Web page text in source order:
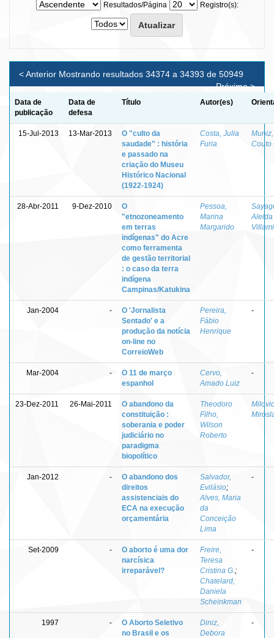
Resultados/Página
Registro(s):
Mostrando resultados 34374 a 34393 de 50949
< Anterior
Próximo >
Data de
publicação
Data de
defesa
Título Autor(es)
15-Jul-2013 13-Mar-2013
O "culto da
saudade" : história
e passado na
criação do Museu
Histórico Nacional
(1922-1924)
Costa, Julia
Furia
Couto
28-Abr-2011 9-Dez-2010
O
"etnozoneamento
em terras
indígenas" do Acre
como ferramenta
de gestão territorial
: o caso da terra
indígena
Campinas/Katukina
Pessoa,
Marina
Margarido
Aleida
Jan-2004 -
O 'Jornalista
Sentado' e a
produção da notícia
on-line no
CorreioWeb
Pereira,
Fábio
Henrique
-
Mar-2004 -
O 11 de março
espanhol
Cervo,
Amado Luiz
-
23-Dez-2011 26-Mai-2011
O abandono da
constituição :
soberania e poder
judiciário no
paradigma
biopolítico
Theodoro
Filho,
Wilson
Roberto
Jan-2012 -
O abandono dos
direitos
assistenciais do
ECA na execução
orçamentária
Salvador,
Evilásio;
Alves, Maria
da
Conceição
Lima
-
Set-2009 -
O aborto é uma dor
narcísica
irreparável?
Freire,
Teresa
Cristina G. ;
Chatelard,
Daniela
Scheinkman
-
1997 -
O Aborto Seletivo
no Brasil e os
Diniz,
Debora
-